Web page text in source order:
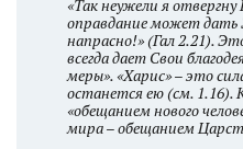
«Так неужели я
оправдание может дать
напрасно!» (Гал 2.21).
всегда дает Свои
меры». «Харис» – это
останется ею (см. 1.16).
«обещанием нового
мира – обещанием